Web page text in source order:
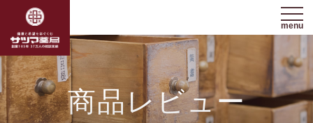
menu
商品レビュー